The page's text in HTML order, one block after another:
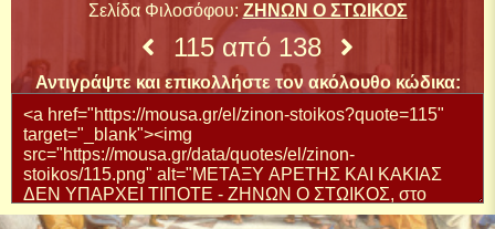
Σελίδα Φιλοσόφου: ΖΗΝΩΝ Ο ΣΤΩΙΚΟΣ
115 από 138
Αντιγράψτε και επικολλήστε τον ακόλουθο κώδικα: